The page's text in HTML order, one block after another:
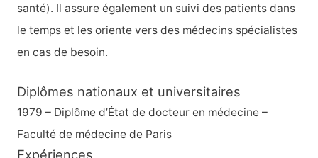
santé). Il assure également un suivi des patients dans
le temps et les oriente vers des médecins spécialistes
en cas de besoin.
Diplômes nationaux et universitaires
1979 – Diplôme d’État de docteur en médecine –
Faculté de médecine de Paris
Expériences